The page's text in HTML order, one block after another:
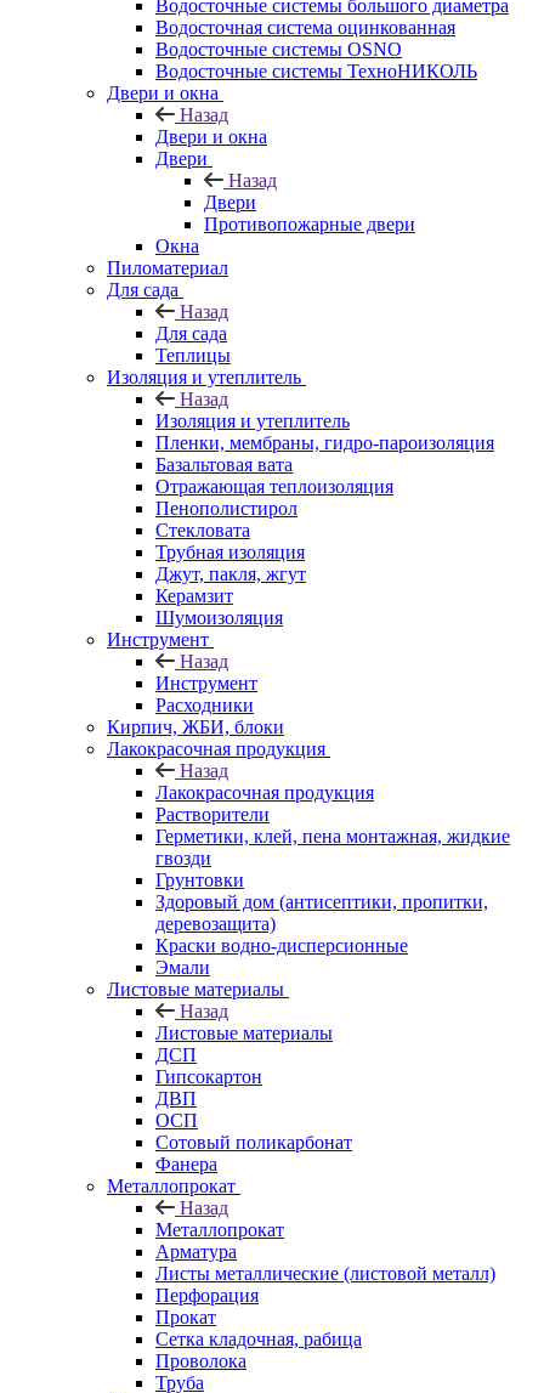
Водосточные системы большого диаметра
Водосточная система оцинкованная
Водосточные системы OSNO
Водосточные системы ТехноНИКОЛЬ
Двери и окна
Назад
Двери и окна
Двери
Назад
Двери
Противопожарные двери
Окна
Пиломатериал
Для сада
Назад
Для сада
Теплицы
Изоляция и утеплитель
Назад
Изоляция и утеплитель
Пленки, мембраны, гидро-пароизоляция
Базальтовая вата
Отражающая теплоизоляция
Пенополистирол
Стекловата
Трубная изоляция
Джут, пакля, жгут
Керамзит
Шумоизоляция
Инструмент
Назад
Инструмент
Расходники
Кирпич, ЖБИ, блоки
Лакокрасочная продукция
Назад
Лакокрасочная продукция
Растворители
Герметики, клей, пена монтажная, жидкие
гвозди
Грунтовки
Здоровый дом (антисептики, пропитки,
деревозащита)
Краски водно-дисперсионные
Эмали
Листовые материалы
Назад
Листовые материалы
ДСП
Гипсокартон
ДВП
ОСП
Сотовый поликарбонат
Фанера
Металлопрокат
Назад
Металлопрокат
Арматура
Листы металлические (листовой металл)
Перфорация
Прокат
Сетка кладочная, рабица
Проволока
Труба